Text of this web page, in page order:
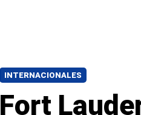
INTERNACIONALES
Fort